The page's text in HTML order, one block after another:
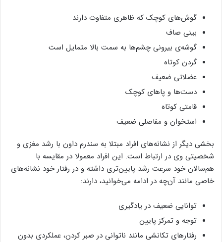
گوش‌های کوچک که ظاهری متفاوت دارند
بینی صاف
گوشه‌ی بیرونی چشم‌ها به سمت بالا متمایل است
گردن کوتاه
عضلاتی ضعیف
دست‌ها و پاهای کوچک
قامتی کوتاه
استخوان و مفاصلی ضعیف
بخشی دیگر از نشانه‌های افراد مبتلا به سندرم داون با رشد مغزی و
شخصیتی وی در ارتباط است. این افراد معمولا در مقایسه با
هم‌سالان خود سرعت رشد پایین‌تری داشته و در رفتار خود نشانه‌های
خاصی مانند آن‌چه در ادامه می‌خوانید، دارند:
توانایی ضعیف در یادگیری
توجه و تمرکز پایین
رفتارهای تکانشی مانند ناتوانی در صبر کردن، عملکردی بدون